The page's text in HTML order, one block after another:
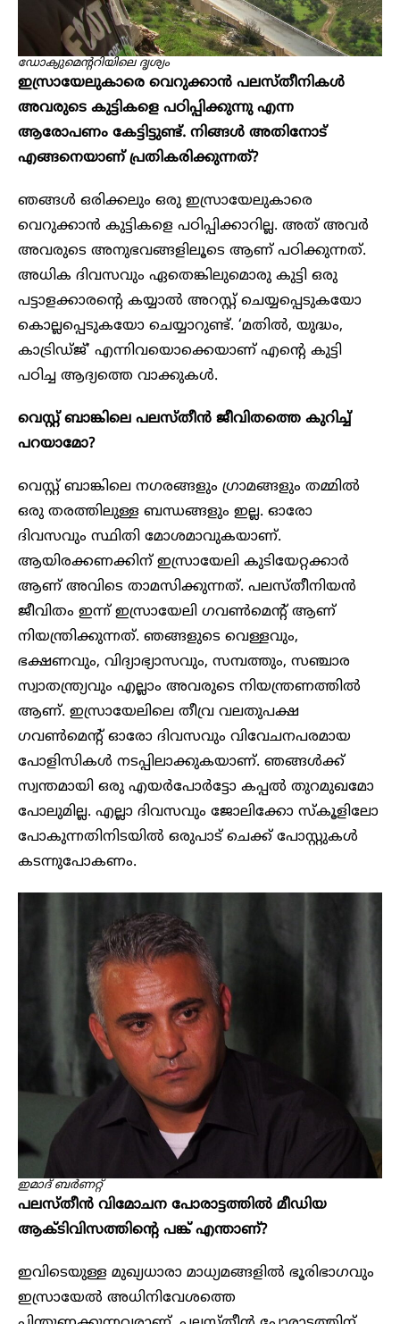
ഡോക്യുമെന്ററിയിലെ ദൃശ്യം
ഇസ്രായേലുകാരെ വെറുക്കാൻ പലസ്തീനികൾ
അവരുടെ കുട്ടികളെ പഠിപ്പിക്കുന്നു എന്ന
ആരോപണം കേട്ടിട്ടുണ്ട്. നിങ്ങൾ അതിനോട്
എങ്ങനെയാണ് പ്രതികരിക്കുന്നത്?
ഞങ്ങൾ ഒരിക്കലും ഒരു ഇസ്രായേലുകാരെ
വെറുക്കാൻ കുട്ടികളെ പഠിപ്പിക്കാറില്ല. അത് അവർ
അവരുടെ അനുഭവങ്ങളിലൂടെ ആണ് പഠിക്കുന്നത്.
അധിക ദിവസവും ഏതെങ്കിലുമൊരു കുട്ടി ഒരു
പട്ടാളക്കാരൻ്റെ കയ്യാൽ അറസ്റ്റ് ചെയ്യപ്പെടുകയോ
കൊല്ലപ്പെടുകയോ ചെയ്യാറുണ്ട്. ‘മതിൽ, യുദ്ധം,
കാട്രിഡ്ജ്’ എന്നിവയൊക്കെയാണ് എൻ്റെ കുട്ടി
പഠിച്ച ആദ്യത്തെ വാക്കുകൾ.
വെസ്റ്റ് ബാങ്കിലെ പലസ്തീൻ ജീവിതത്തെ കുറിച്ച്
പറയാമോ?
വെസ്റ്റ് ബാങ്കിലെ നഗരങ്ങളും ഗ്രാമങ്ങളും തമ്മിൽ
ഒരു തരത്തിലുള്ള ബന്ധങ്ങളും ഇല്ല. ഓരോ
ദിവസവും സ്ഥിതി മോശമാവുകയാണ്.
ആയിരക്കണക്കിന് ഇസ്രായേലി കുടിയേറ്റക്കാർ
ആണ് അവിടെ താമസിക്കുന്നത്. പലസ്തീനിയൻ
ജീവിതം ഇന്ന് ഇസ്രായേലി ഗവൺമെൻ്റ് ആണ്
നിയന്ത്രിക്കുന്നത്. ഞങ്ങളുടെ വെള്ളവും,
ഭക്ഷണവും, വിദ്യാഭ്യാസവും, സമ്പത്തും, സഞ്ചാര
സ്വാതന്ത്ര്യവും എല്ലാം അവരുടെ നിയന്ത്രണത്തിൽ
ആണ്. ഇസ്രായേലിലെ തീവ്ര വലതുപക്ഷ
ഗവൺമെൻ്റ് ഓരോ ദിവസവും വിവേചനപരമായ
പോളിസികൾ നടപ്പിലാക്കുകയാണ്. ഞങ്ങൾക്ക്
സ്വന്തമായി ഒരു എയർപോർട്ടോ കപ്പൽ തുറമുഖമോ
പോലുമില്ല. എല്ലാ ദിവസവും ജോലിക്കോ സ്കൂളിലോ
പോകുന്നതിനിടയിൽ ഒരുപാട് ചെക്ക് പോസ്റ്റുകൾ
കടന്നുപോകണം.
ഇമാദ് ബർണറ്റ്
പലസ്തീൻ വിമോചന പോരാട്ടത്തിൽ മീഡിയ
ആക്ടിവിസത്തിൻ്റെ പങ്ക് എന്താണ്?
ഇവിടെയുള്ള മുഖ്യധാരാ മാധ്യമങ്ങളിൽ ഭൂരിഭാഗവും
ഇസ്രായേൽ അധിനിവേശത്തെ